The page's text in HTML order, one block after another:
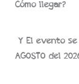
Cómo llegar?
Y El evento se
AGOSTO del